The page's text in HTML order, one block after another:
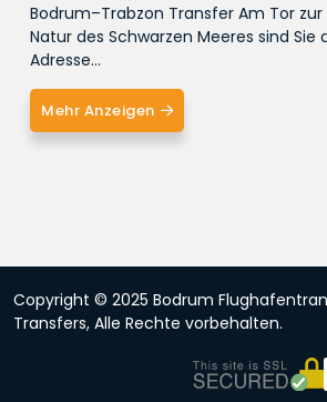
Bodrum–Trabzon Transfer Am Tor
Natur des Schwarzen Meeres sind Sie
Adresse...
Mehr Anzeigen
Copyright © 2025 Bodrum
Transfers, Alle Rechte vorbehalten.